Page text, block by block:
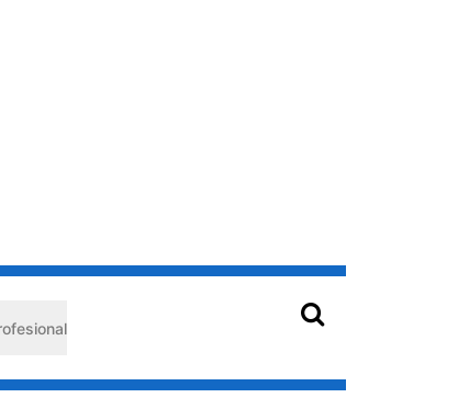
Hantavirus en Venezuela: claves de prevención